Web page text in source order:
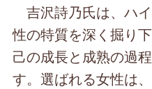
吉沢詩乃氏は、ハ
性の特質を深く掘り
己の成長と成熟の過
す。選ばれる女性は